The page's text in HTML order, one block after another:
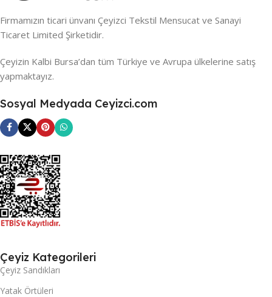
Firmamızın ticari ünvanı Çeyizci Tekstil Mensucat ve Sanayi
Ticaret Limited Şirketidir.
Çeyizin Kalbi Bursa’dan tüm Türkiye ve Avrupa ülkelerine satış
yapmaktayız.
Sosyal Medyada Ceyizci.com
Çeyiz Kategorileri
Çeyiz Sandıkları
Yatak Örtüleri